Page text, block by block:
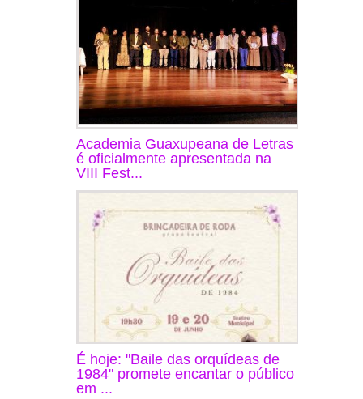
Academia Guaxupeana de Letras
é oficialmente apresentada na
VIII Fest...
É hoje: "Baile das orquídeas de
1984" promete encantar o público
em ...